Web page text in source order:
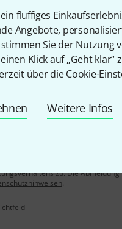
fluffiges
Angebote,
Sie der Nutzung
Klick auf „Geht klar“
über die Cookie-
Weitere Infos
& Feedback
zu. Die
.